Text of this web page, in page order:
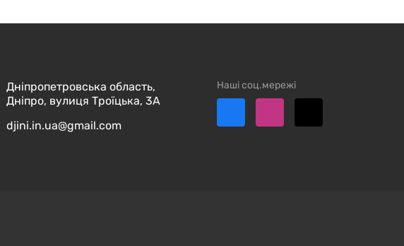
Наші соц.мережі
Дніпропетровська область,
Дніпро, вулиця Троїцька, 3А
djini.in.ua@gmail.com